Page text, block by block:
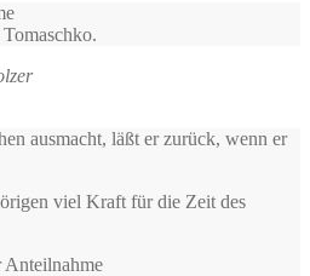
ausmacht, läßt er zurück, wenn er
viel Kraft für die Zeit des
Anteilnahme